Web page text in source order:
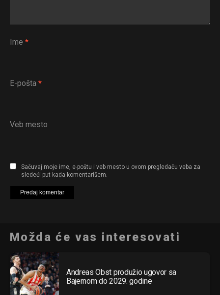
Ime *
E-pošta *
Veb mesto
Sačuvaj moje ime, e-poštu i veb mesto u ovom pregledaču veba za
sledeći put kada komentarišem.
Možda će vas interesovati
Andreas Obst produžio ugovor sa
Bajernom do 2029. godine
Email